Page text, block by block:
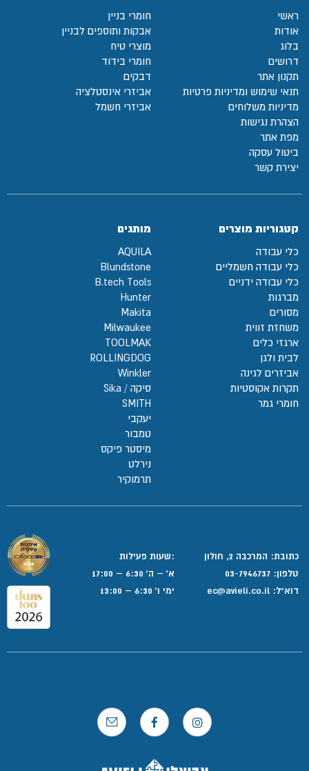
ראשי
אודות
בלוג
דרושים
תקנון אתר
תנאי שימוש ומדיניות פרטיות
מדיניות משלוחים
הצהרת נגישות
מפת אתר
ביטול עסקה
יצירת קשר
חומרי בניין
אבקות ותוספים לבניין
מוצרי טיח
חומרי בידוד
דבקים
אביזרי אינסטלציה
אביזרי חשמל
קטגוריות מוצרים
כלי עבודה
כלי עבודה חשמליים
כלי עבודה ידניים
מברגות
מסורים
משחזת זווית
ארגזי כלים
לבית ולגן
אביזרים לגינה
תקרות אקוסטיות
חומרי גמר
מותגים
AQUILA
Blundstone
B.tech Tools
Hunter
Makita
Milwaukee
TOOLMAK
ROLLINGDOG
Winkler
סיקה / Sika
SMITH
יעקבי
טמבור
מיסטר פיקס
נירלט
תרמוקיר
כתובת: המרכבה 2, חולון
טלפון: 03-7946737
דוא”ל:
:שעות פעילות
א' – ה' 6:30 – 17:00
ימי ו' 6:30 – 13:00